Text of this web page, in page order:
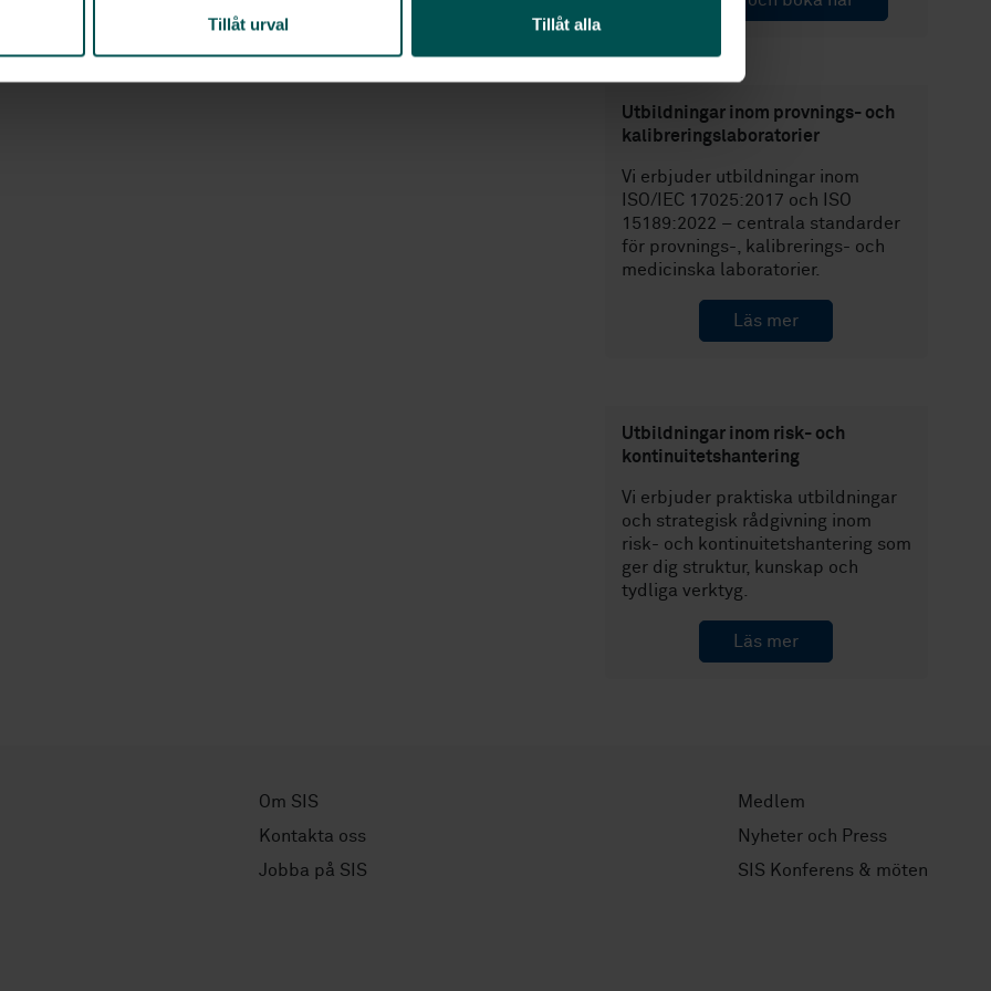
Tillåt urval Tillåt alla
Utbildningar inom provnings- och
kalibreringslaboratorier
Vi erbjuder utbildningar inom
ISO/IEC 17025:2017 och ISO
15189:2022 – centrala standarder
för provnings-, kalibrerings- och
medicinska laboratorier.
Läs mer
Utbildningar inom risk- och
kontinuitetshantering
Vi erbjuder praktiska utbildningar
och strategisk rådgivning inom
risk- och kontinuitetshantering som
ger dig struktur, kunskap och
tydliga verktyg.
Läs mer
Om SIS
Kontakta oss
Jobba på SIS
Medlem
Nyheter och Press
SIS Konferens & möten